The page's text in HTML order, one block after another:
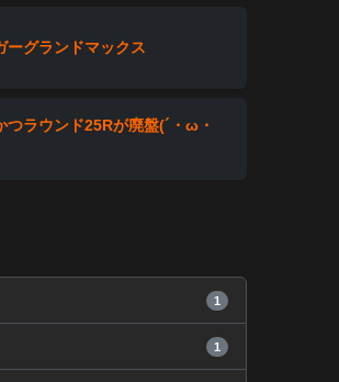
ーグランドマックス
つラウンド25Rが廃盤(´・ω・
1
1